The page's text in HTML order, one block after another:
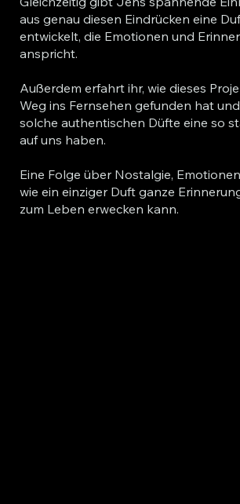
aus genau diesen Eindrücken eine
entwickelt, die Emotionen und
anspricht.
Außerdem erfahrt ihr, wie dieses
Weg ins Fernsehen gefunden hat
solche authentischen Düfte eine so
auf uns haben.
Eine Folge über Nostalgie,
wie ein einziger Duft ganze
zum Leben erwecken kann.